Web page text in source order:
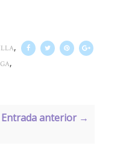
,
,
Entrada anterior →